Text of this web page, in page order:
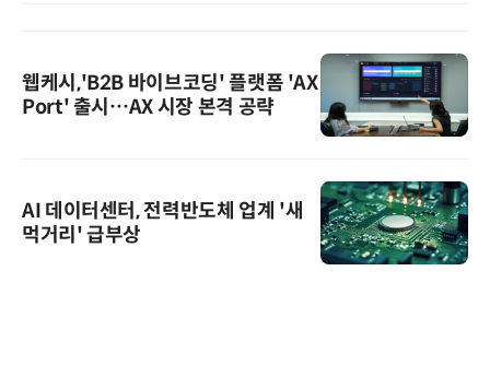
웹케시,'B2B 바이브코딩' 플랫폼 'AX
Port' 출시…AX 시장 본격 공략
AI 데이터센터, 전력반도체 업계 '새
먹거리' 급부상